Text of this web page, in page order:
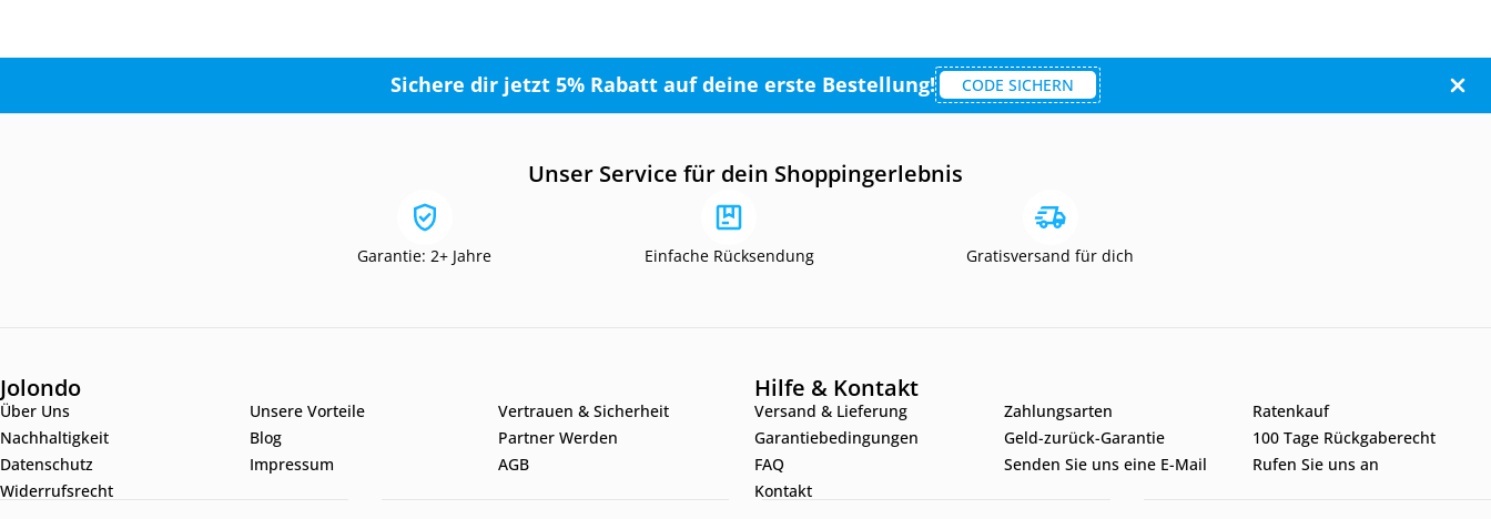
Sichere dir jetzt 5% Rabatt auf deine erste Bestellung! CODE SICHERN
Unser Service für dein Shoppingerlebnis
Garantie: 2+ Jahre Einfache Rücksendung Gratisversand für dich
Jolondo
Über Uns Unsere Vorteile
Vertrauen & Sicherheit
Nachhaltigkeit
Blog
Partner Werden
Datenschutz
Impressum
AGB
Widerrufsrecht
Hilfe & Kontakt
Versand & Lieferung Zahlungsarten
Ratenkauf
Garantiebedingungen
Geld-zurück-Garantie
100 Tage Rückgaberecht
FAQ
Senden Sie uns eine E-Mail
Rufen Sie uns an
Kontakt